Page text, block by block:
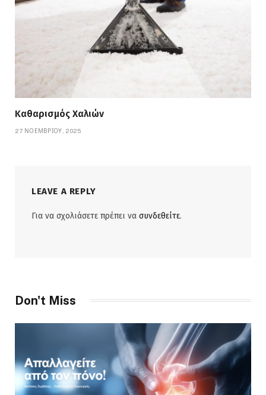
Καθαρισμός Χαλιών
27 ΝΟΕΜΒΡΊΟΥ, 2025
LEAVE A REPLY
Για να σχολιάσετε πρέπει να συνδεθείτε.
Don't Miss